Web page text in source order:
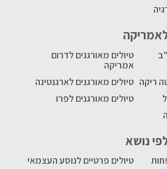
לאמריקה
טיולים מאורגנים לדרום
אמריקה
ריקה טיולים מאורגנים לארגנטינה
טיולים מאורגנים לפרו
נושא
טיולים פרטיים לנוסע העצמאי